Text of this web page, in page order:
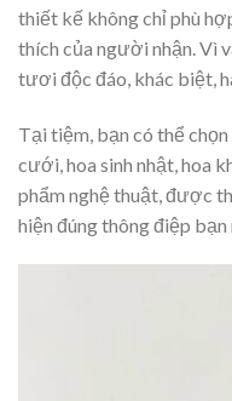
thiết kế không chỉ phù
thích của người nhận. Vì
tươi độc đáo, khác biệt,
Tại tiệm, bạn có thể
cưới, hoa sinh nhật, hoa
phẩm nghệ thuật, được
hiện đúng thông điệp bạn